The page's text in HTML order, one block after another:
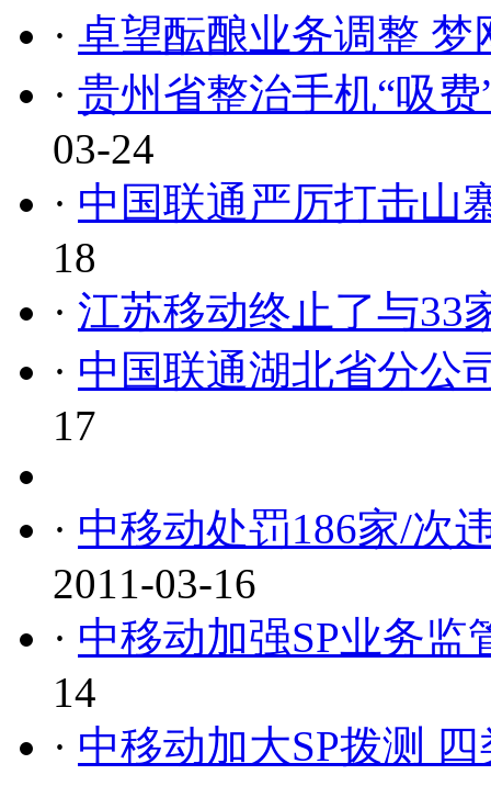
· 卓望酝酿业务调整 梦
· 贵州省整治手机“吸
03-24
· 中国联通严厉打击山
18
· 江苏移动终止了与33
· 中国联通湖北省分公
17
· 中移动处罚186家/次
2011-03-16
· 中移动加强SP业务监
14
· 中移动加大SP拨测